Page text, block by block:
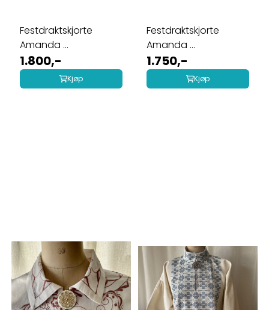
Festdraktskjorte
Amanda ...
1.800,-
Kjøp
Festdraktskjorte
Amanda ...
1.750,-
Kjøp